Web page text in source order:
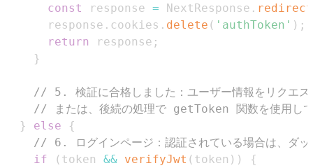
const
response = NextResponse . redirect
      response
. cookies . delete ( 'authToken' ) ;
return
response ;
}
// 5. 検証に合格しました：ユーザー情報をリクエス
// または、後続の処理で getToken 関数を使用して
}
else
{
// 6. ログインページ：認証されている場合は、ダッ
if
( token && verifyJwt ( token ) )
{